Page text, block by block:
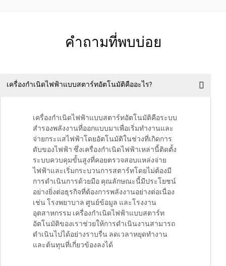
คำถามที่พบบ่อย
เครื่องกำเนิดไฟฟ้าแบบสตาร์ทอัตโนมัติคืออะไร?
เครื่องกำเนิดไฟฟ้าแบบสตาร์ทอัตโนมัติคือระบบ
สำรองพลังงานที่ออกแบบมาเพื่อเริ่มทำงานและ
จ่ายกระแสไฟฟ้าโดยอัตโนมัติในช่วงที่เกิดการ
ดับของไฟฟ้า ซึ่งเครื่องกำเนิดไฟฟ้าเหล่านี้ติดตั้ง
ระบบควบคุมขั้นสูงที่คอยตรวจสอบแหล่งจ่าย
ไฟฟ้าและเริ่มกระบวนการสตาร์ทโดยไม่ต้องมี
การดำเนินการด้วยมือ คุณลักษณะนี้มีประโยชน์
อย่างยิ่งต่อธุรกิจที่ต้องการพลังงานอย่างต่อเนื่อง
เช่น โรงพยาบาล ศูนย์ข้อมูล และโรงงาน
อุตสาหกรรม เครื่องกำเนิดไฟฟ้าแบบสตาร์ท
อัตโนมัติของเราช่วยให้การดำเนินงานสามารถ
ดำเนินไปได้อย่างราบรื่น ลดเวลาหยุดทำงาน
และต้นทุนที่เกี่ยวข้องลงได้